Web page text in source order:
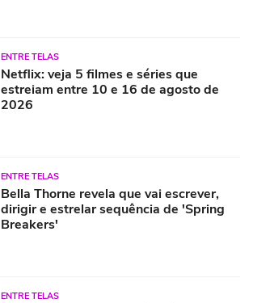
ENTRE TELAS
Netflix: veja 5 filmes e séries que
estreiam entre 10 e 16 de agosto de
2026
ENTRE TELAS
Bella Thorne revela que vai escrever,
dirigir e estrelar sequência de 'Spring
Breakers'
ENTRE TELAS